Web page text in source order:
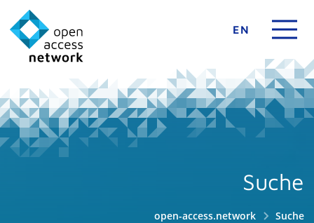
EN
Suche
open-access.network Suche